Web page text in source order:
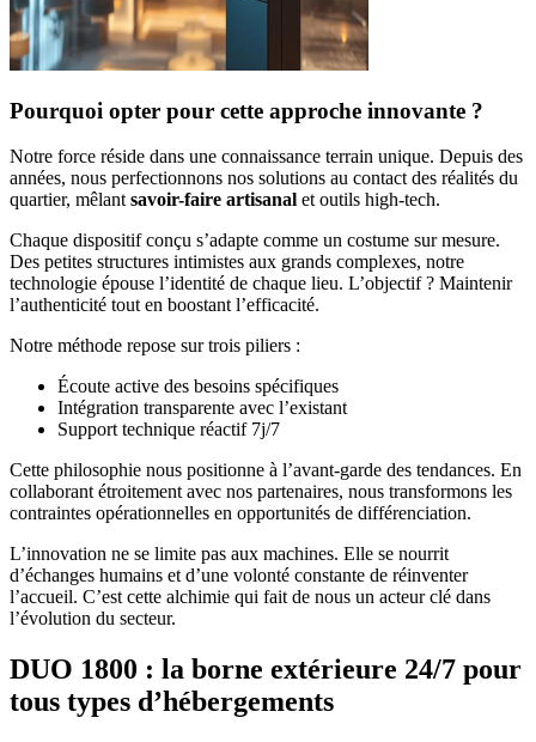
Pourquoi opter pour cette approche innovante ?
Notre force réside dans une connaissance terrain unique. Depuis des
années, nous perfectionnons nos solutions au contact des réalités du
quartier, mêlant savoir-faire artisanal et outils high-tech.
Chaque dispositif conçu s’adapte comme un costume sur mesure.
Des petites structures intimistes aux grands complexes, notre
technologie épouse l’identité de chaque lieu. L’objectif ? Maintenir
l’authenticité tout en boostant l’efficacité.
Notre méthode repose sur trois piliers :
Écoute active des besoins spécifiques
Intégration transparente avec l’existant
Support technique réactif 7j/7
Cette philosophie nous positionne à l’avant-garde des tendances. En
collaborant étroitement avec nos partenaires, nous transformons les
contraintes opérationnelles en opportunités de différenciation.
L’innovation ne se limite pas aux machines. Elle se nourrit
d’échanges humains et d’une volonté constante de réinventer
l’accueil. C’est cette alchimie qui fait de nous un acteur clé dans
l’évolution du secteur.
DUO 1800 : la borne extérieure 24/7 pour
tous types d’hébergements